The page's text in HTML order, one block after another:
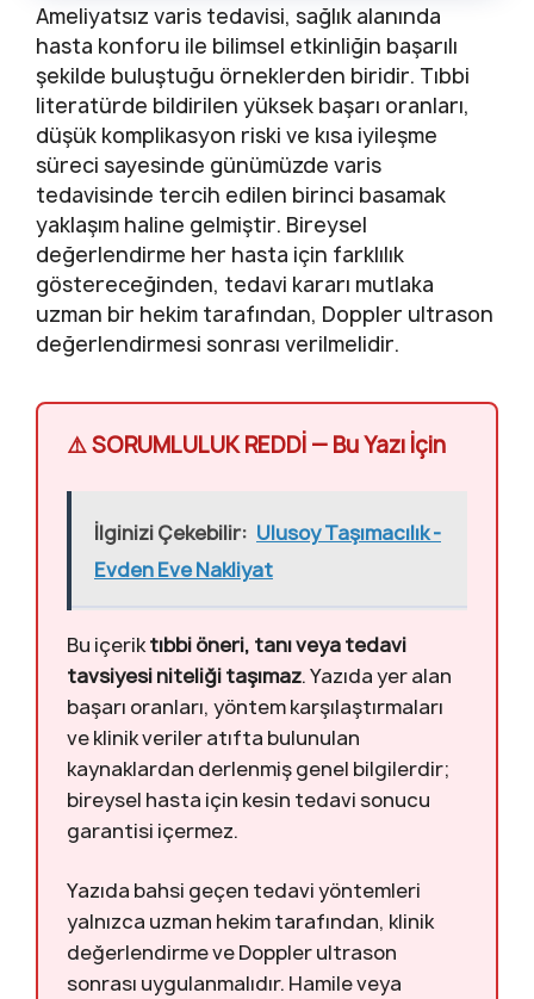
Ameliyatsız varis tedavisi, sağlık alanında
hasta konforu ile bilimsel etkinliğin başarılı
şekilde buluştuğu örneklerden biridir. Tıbbi
literatürde bildirilen yüksek başarı oranları,
düşük komplikasyon riski ve kısa iyileşme
süreci sayesinde günümüzde varis
tedavisinde tercih edilen birinci basamak
yaklaşım haline gelmiştir. Bireysel
değerlendirme her hasta için farklılık
göstereceğinden, tedavi kararı mutlaka
uzman bir hekim tarafından, Doppler ultrason
değerlendirmesi sonrası verilmelidir.
⚠️ SORUMLULUK REDDİ — Bu Yazı İçin
İlginizi Çekebilir: Ulusoy Taşımacılık -
Evden Eve Nakliyat
Bu içeriktıbbi öneri, tanı veya tedavi
tavsiyesi niteliği taşımaz. Yazıda yer alan
başarı oranları, yöntem karşılaştırmaları
ve klinik veriler atıfta bulunulan
kaynaklardan derlenmiş genel bilgilerdir;
bireysel hasta için kesin tedavi sonucu
garantisi içermez.
Yazıda bahsi geçen tedavi yöntemleri
yalnızca uzman hekim tarafından, klinik
değerlendirme ve Doppler ultrason
sonrası uygulanmalıdır. Hamile veya